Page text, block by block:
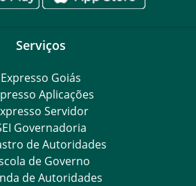
Serviços
Expresso Goiás
Aplicações
Servidor
Governadoria
de Autoridades
de Governo
de Autoridades